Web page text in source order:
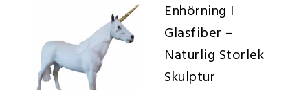
Enhörning I
Glasfiber –
Naturlig Storlek
Skulptur